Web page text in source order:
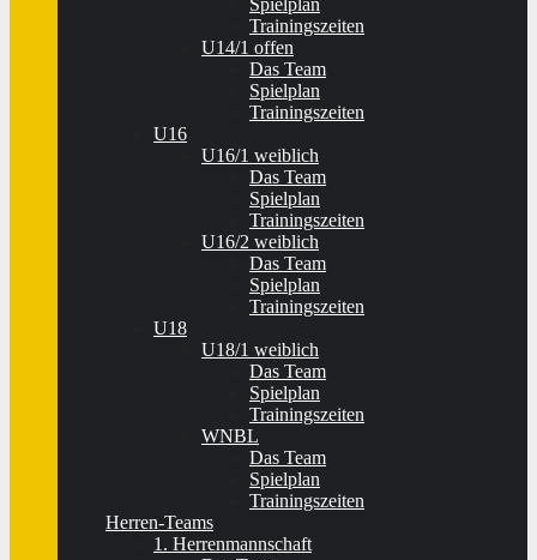
Spielplan
Trainingszeiten
U14/1 offen
Das Team
Spielplan
Trainingszeiten
U16
U16/1 weiblich
Das Team
Spielplan
Trainingszeiten
U16/2 weiblich
Das Team
Spielplan
Trainingszeiten
U18
U18/1 weiblich
Das Team
Spielplan
Trainingszeiten
WNBL
Das Team
Spielplan
Trainingszeiten
Herren-Teams
1. Herrenmannschaft